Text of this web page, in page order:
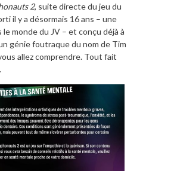
2, suite directe du jeu du
il y a désormais 16 ans – une
monde du JV – et conçu déjà à
génie foutraque du nom de Tim
allez comprendre. Tout fait